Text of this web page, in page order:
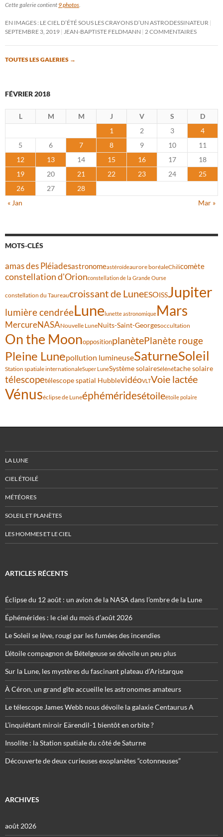
Cette galerie contient 9 photos
EN IMAGES : LE CIEL D’ÉTÉ SOUS LES CRAYONS D’UN ASTRODESSINATEUR
SEPTEMBRE 3, 2019
JEAN-BAPTISTE FELDMANN 2 COMMENTAIRES
TOUTES LES GALERIES →
FÉVRIER 2018
L M M J V S
D
1
2 3
4
5
6 7 8 9 10
11
12
13 14 15 16 17
18
19
20 21 22 23 24
25
26
27
28
« Jan
Mar »
MOTS-CLÉS
amas des Pléiadesastronomeastéroïdeaurore boréaleChilicomète
constellation d'Orionconstellation de la Grande Ourse
constellation du Taureaucroissant de LuneESOISSJupiter
lumière cendréeLunelunette astronomiqueMars
MercureNASANouvelle LuneNuits-Saint-Georgesoccultation
On the MoonoppositionplanètePlanète rouge
Pleine Lunepollution lumineuseSaturneSoleil
Station spatiale internationaleSuper LuneSystème solaireSélénétache solaire
télescopetélescope spatial HubblevidéoVLTVoie lactée
Vénuséclipse de Luneéphéméridesétoileétoile polaire
LA LUNE
CIEL ÉTOILÉ
MÉTÉORES
SOLEIL ET PLANÈTES
LES HOMMES ET LE CIEL
ARTICLES RÉCENTS
Éclipse du 12 août : un avion de la NASA dans l’ombre de la Lune
Éphémérides : le ciel du mois d’août 2026
Le Soleil se lève, rougi par les fumées des incendies
L’étoile compagnon de Bételgeuse se dévoile un peu plus
Sur la Lune, les mystères du fascinant plateau d’Aristarque
À Céron, un grand gîte accueille les astronomes amateurs
Le télescope James Webb nous dévoile la galaxie Centaurus A
L’inquiétant miroir Eärendil-1 bientôt en orbite ?
Insolite : la Station spatiale du côté de Saturne
Découverte de deux curieuses exoplanètes “cotonneuses”
ARCHIVES
août 2026